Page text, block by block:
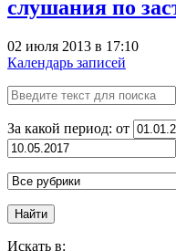
слушания по
02 июля 2013 в 17:10
Календарь записей
За какой период: от
Найти
Искать в: